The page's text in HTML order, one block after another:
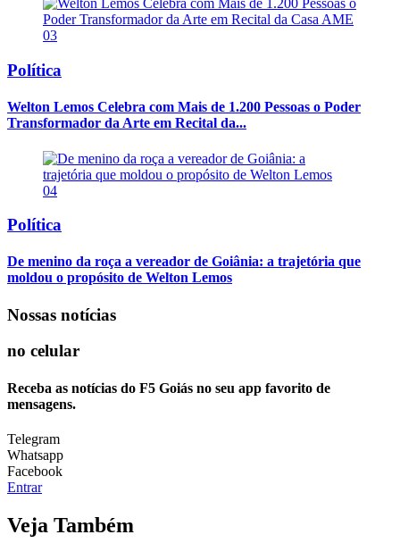
03
Política
Welton Lemos Celebra com Mais de 1.200 Pessoas o Poder
Transformador da Arte em Recital da...
04
Política
De menino da roça a vereador de Goiânia: a trajetória que
moldou o propósito de Welton Lemos
Nossas notícias
no celular
Receba as notícias do F5 Goiás no seu app favorito de
mensagens.
Telegram
Whatsapp
Facebook
Entrar
Veja Também